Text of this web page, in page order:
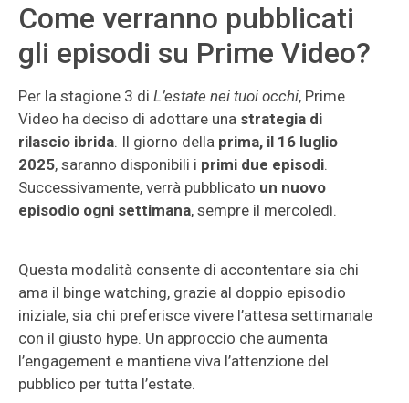
Come verranno pubblicati
gli episodi su Prime Video?
Per la stagione 3 di L’estate nei tuoi occhi, Prime
Video ha deciso di adottare una strategia di
rilascio ibrida. Il giorno della prima, il 16 luglio
2025, saranno disponibili i primi due episodi.
Successivamente, verrà pubblicato un nuovo
episodio ogni settimana, sempre il mercoledì.
Questa modalità consente di accontentare sia chi
ama il binge watching, grazie al doppio episodio
iniziale, sia chi preferisce vivere l’attesa settimanale
con il giusto hype. Un approccio che aumenta
l’engagement e mantiene viva l’attenzione del
pubblico per tutta l’estate.